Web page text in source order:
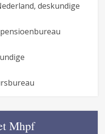
deskundige
Mhpf